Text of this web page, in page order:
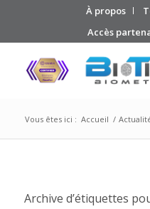
À propos
Accès
Vous êtes ici : Accueil /
Archive d’étiquettes